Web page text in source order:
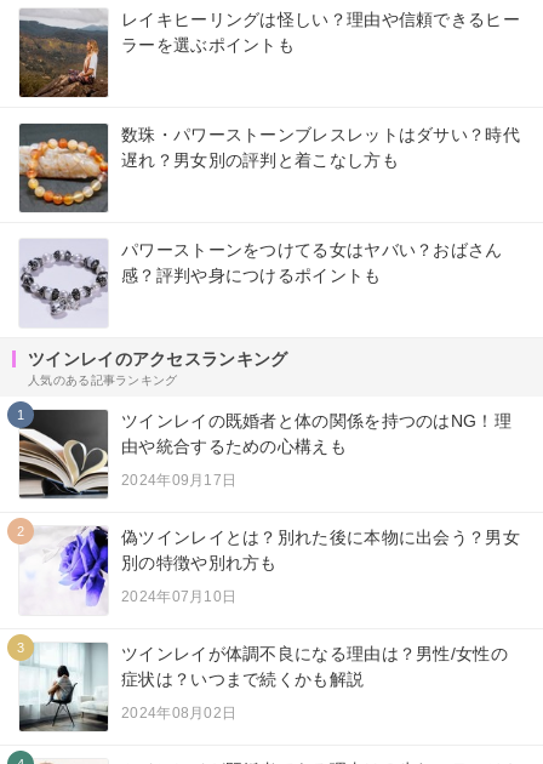
レイキヒーリングは怪しい？理由や信頼できるヒー
ラーを選ぶポイントも
数珠・パワーストーンブレスレットはダサい？時代
遅れ？男女別の評判と着こなし方も
パワーストーンをつけてる女はヤバい？おばさん
感？評判や身につけるポイントも
ツインレイのアクセスランキング
人気のある記事ランキング
1
ツインレイの既婚者と体の関係を持つのはNG！理
由や統合するための心構えも
2024年09月17日
2
偽ツインレイとは？別れた後に本物に出会う？男女
別の特徴や別れ方も
2024年07月10日
3
ツインレイが体調不良になる理由は？男性/女性の
症状は？いつまで続くかも解説
2024年08月02日